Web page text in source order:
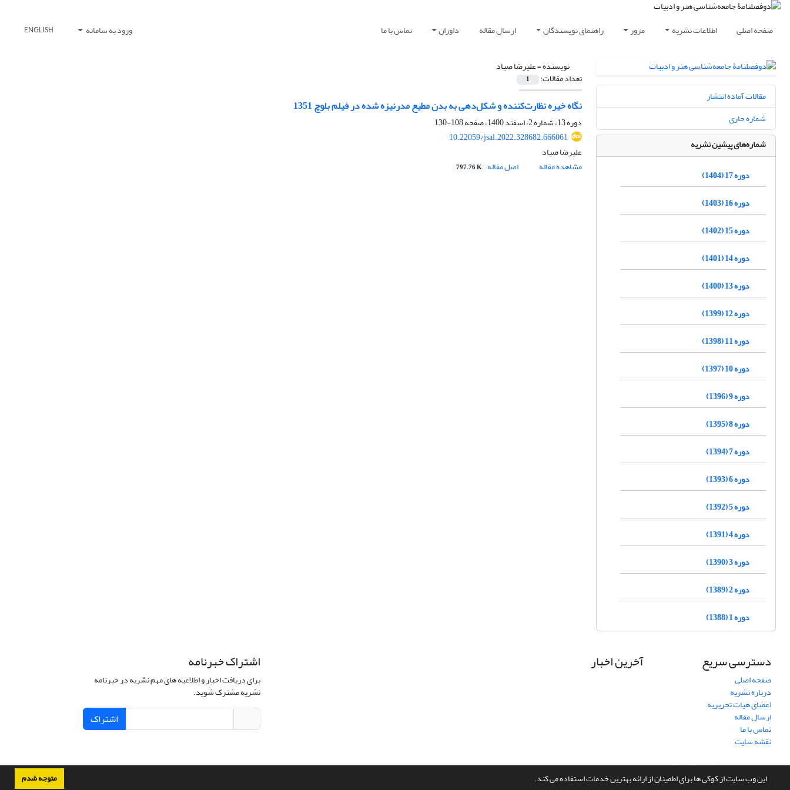
این وب سایت از کوکی ها برای اطمینان از ارائه بهترین خدمات استفاده می کند. متوجه شدم
صفحه اصلی اطلاعات نشریه مرور راهنمای نویسندگان ارسال مقاله داوران تماس با ما ورود به سامانه ENGLISH
نویسنده =علیرضا صیاد
تعداد مقالات: 1
نگاه خیره نظارت‌کننده و شکل‌دهی به بدن مطیع مدرنیزه شده در فیلم بلوچ 1351
دوره 13، شماره 2، اسفند 1400، صفحه
108-130
10.22059/jsal.2022.328682.666061
علیرضا صیاد
مشاهده مقاله
اصل مقاله 797.76 K
مقالات آماده انتشار
شماره جاری
شماره‌های پیشین نشریه
دوره 17 (1404)
دوره 16 (1403)
دوره 15 (1402)
دوره 14 (1401)
دوره 13 (1400)
دوره 12 (1399)
دوره 11 (1398)
دوره 10 (1397)
دوره 9 (1396)
دوره 8 (1395)
دوره 7 (1394)
دوره 6 (1393)
دوره 5 (1392)
دوره 4 (1391)
دوره 3 (1390)
دوره 2 (1389)
دوره 1 (1388)
دسترسی سریع
صفحه اصلی
درباره نشریه
اعضای هیات تحریریه
ارسال مقاله
تماس با ما
نقشه سایت
آخرین اخبار اشتراک خبرنامه
برای دریافت اخبار و اطلاعیه های مهم نشریه در خبرنامه
نشریه مشترک شوید.
اشتراک
سامانه مدیریت نشریات علمی.طراحی و پیاده سازی ازسیناوب